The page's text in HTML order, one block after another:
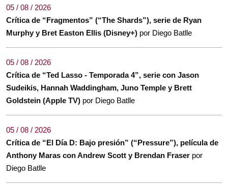
05 / 08 / 2026
Crítica de “Fragmentos” (“The Shards”), serie de Ryan
Murphy y Bret Easton Ellis (Disney+) por Diego Batlle
05 / 08 / 2026
Crítica de “Ted Lasso - Temporada 4”, serie con Jason
Sudeikis, Hannah Waddingham, Juno Temple y Brett
Goldstein (Apple TV) por Diego Batlle
05 / 08 / 2026
Crítica de “El Día D: Bajo presión” (“Pressure”), película de
Anthony Maras con Andrew Scott y Brendan Fraser por
Diego Batlle